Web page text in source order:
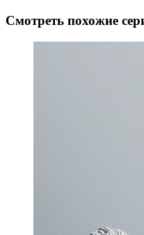
Смотреть похожие